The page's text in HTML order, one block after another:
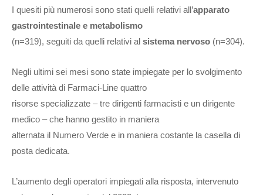
I quesiti più numerosi sono stati quelli relativi all’apparato
gastrointestinale e metabolismo
(n=319), seguiti da quelli relativi al sistema nervoso (n=304).
Negli ultimi sei mesi sono state impiegate per lo svolgimento
delle attività di Farmaci-Line quattro
risorse specializzate – tre dirigenti farmacisti e un dirigente
medico – che hanno gestito in maniera
alternata il Numero Verde e in maniera costante la casella di
posta dedicata.
L’aumento degli operatori impiegati alla risposta, intervenuto